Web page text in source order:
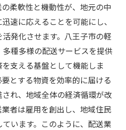
柔軟性と機動性が、地元の中
速に応えることを可能にし、
発化させます。八王子市の軽
種多様の配送サービスを提供
支える基盤として機能しま
とする物資を効率的に届ける
れ、地域全体の経済循環が改
者は雇用を創出し、地域住民
います。このように、配送業